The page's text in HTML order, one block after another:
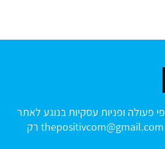
פעולה ופניות עסקיות בנוגע לאתר
thepositivcom@gmail.com רק